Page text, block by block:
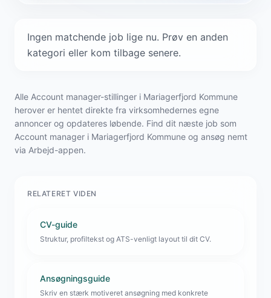
Ingen matchende job lige nu. Prøv en anden
kategori eller kom tilbage senere.
Alle Account manager-stillinger i Mariagerfjord Kommune
herover er hentet direkte fra virksomhedernes egne
annoncer og opdateres løbende. Find dit næste job som
Account manager i Mariagerfjord Kommune og ansøg nemt
via Arbejd-appen.
RELATERET VIDEN
CV-guide
Struktur, profiltekst og ATS-venligt layout til dit CV.
Ansøgningsguide
Skriv en stærk motiveret ansøgning med konkrete